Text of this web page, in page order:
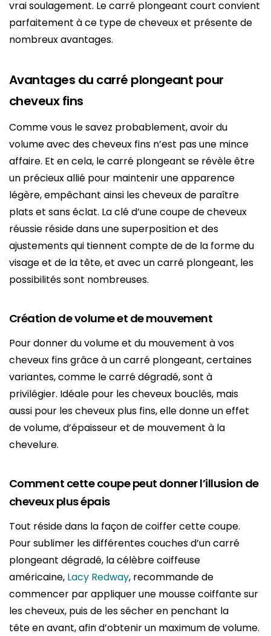
vrai soulagement. Le carré plongeant court convient
parfaitement à ce type de cheveux et présente de
nombreux avantages.
Avantages du carré plongeant pour
cheveux fins
Comme vous le savez probablement, avoir du
volume avec des cheveux fins n’est pas une mince
affaire. Et en cela, le carré plongeant se révèle être
un précieux allié pour maintenir une apparence
légère, empêchant ainsi les cheveux de paraître
plats et sans éclat. La clé d’une coupe de cheveux
réussie réside dans une superposition et des
ajustements qui tiennent compte de de la forme du
visage et de la tête, et avec un carré plongeant, les
possibilités sont nombreuses.
Création de volume et de mouvement
Pour donner du volume et du mouvement à vos
cheveux fins grâce à un carré plongeant, certaines
variantes, comme le carré dégradé, sont à
privilégier. Idéale pour les cheveux bouclés, mais
aussi pour les cheveux plus fins, elle donne un effet
de volume, d’épaisseur et de mouvement à la
chevelure.
Comment cette coupe peut donner l’illusion de
cheveux plus épais
Tout réside dans la façon de coiffer cette coupe.
Pour sublimer les différentes couches d’un carré
plongeant dégradé, la célèbre coiffeuse
américaine, Lacy Redway, recommande de
commencer par appliquer une mousse coiffante sur
les cheveux, puis de les sécher en penchant la
tête en avant, afin d’obtenir un maximum de volume.